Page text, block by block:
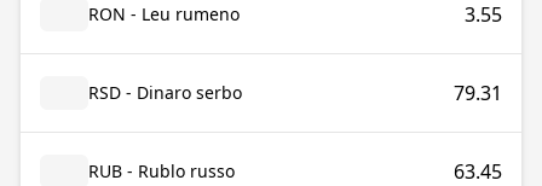
RON - Leu rumeno 3.55
RSD - Dinaro serbo 79.31
RUB - Rublo russo 63.45